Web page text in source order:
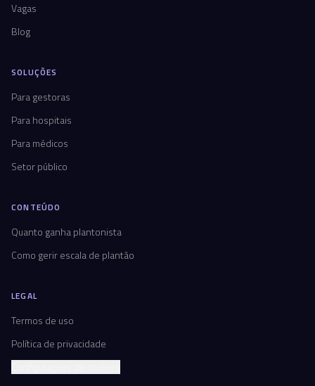
Vagas
Blog
SOLUÇÕES
Para gestoras
Para hospitais
Para médicos
Setor público
CONTEÚDO
Quanto ganha plantonista
Como gerir escala de plantão
LEGAL
Termos de uso
Política de privacidade